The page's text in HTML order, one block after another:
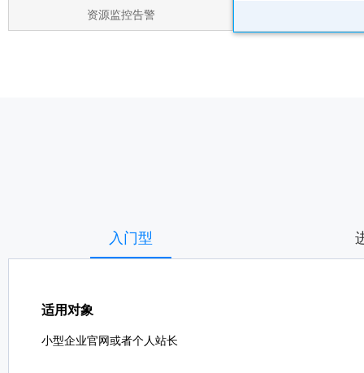
资源监控告警
入门型
适用对象
小型企业官网或者个人站长